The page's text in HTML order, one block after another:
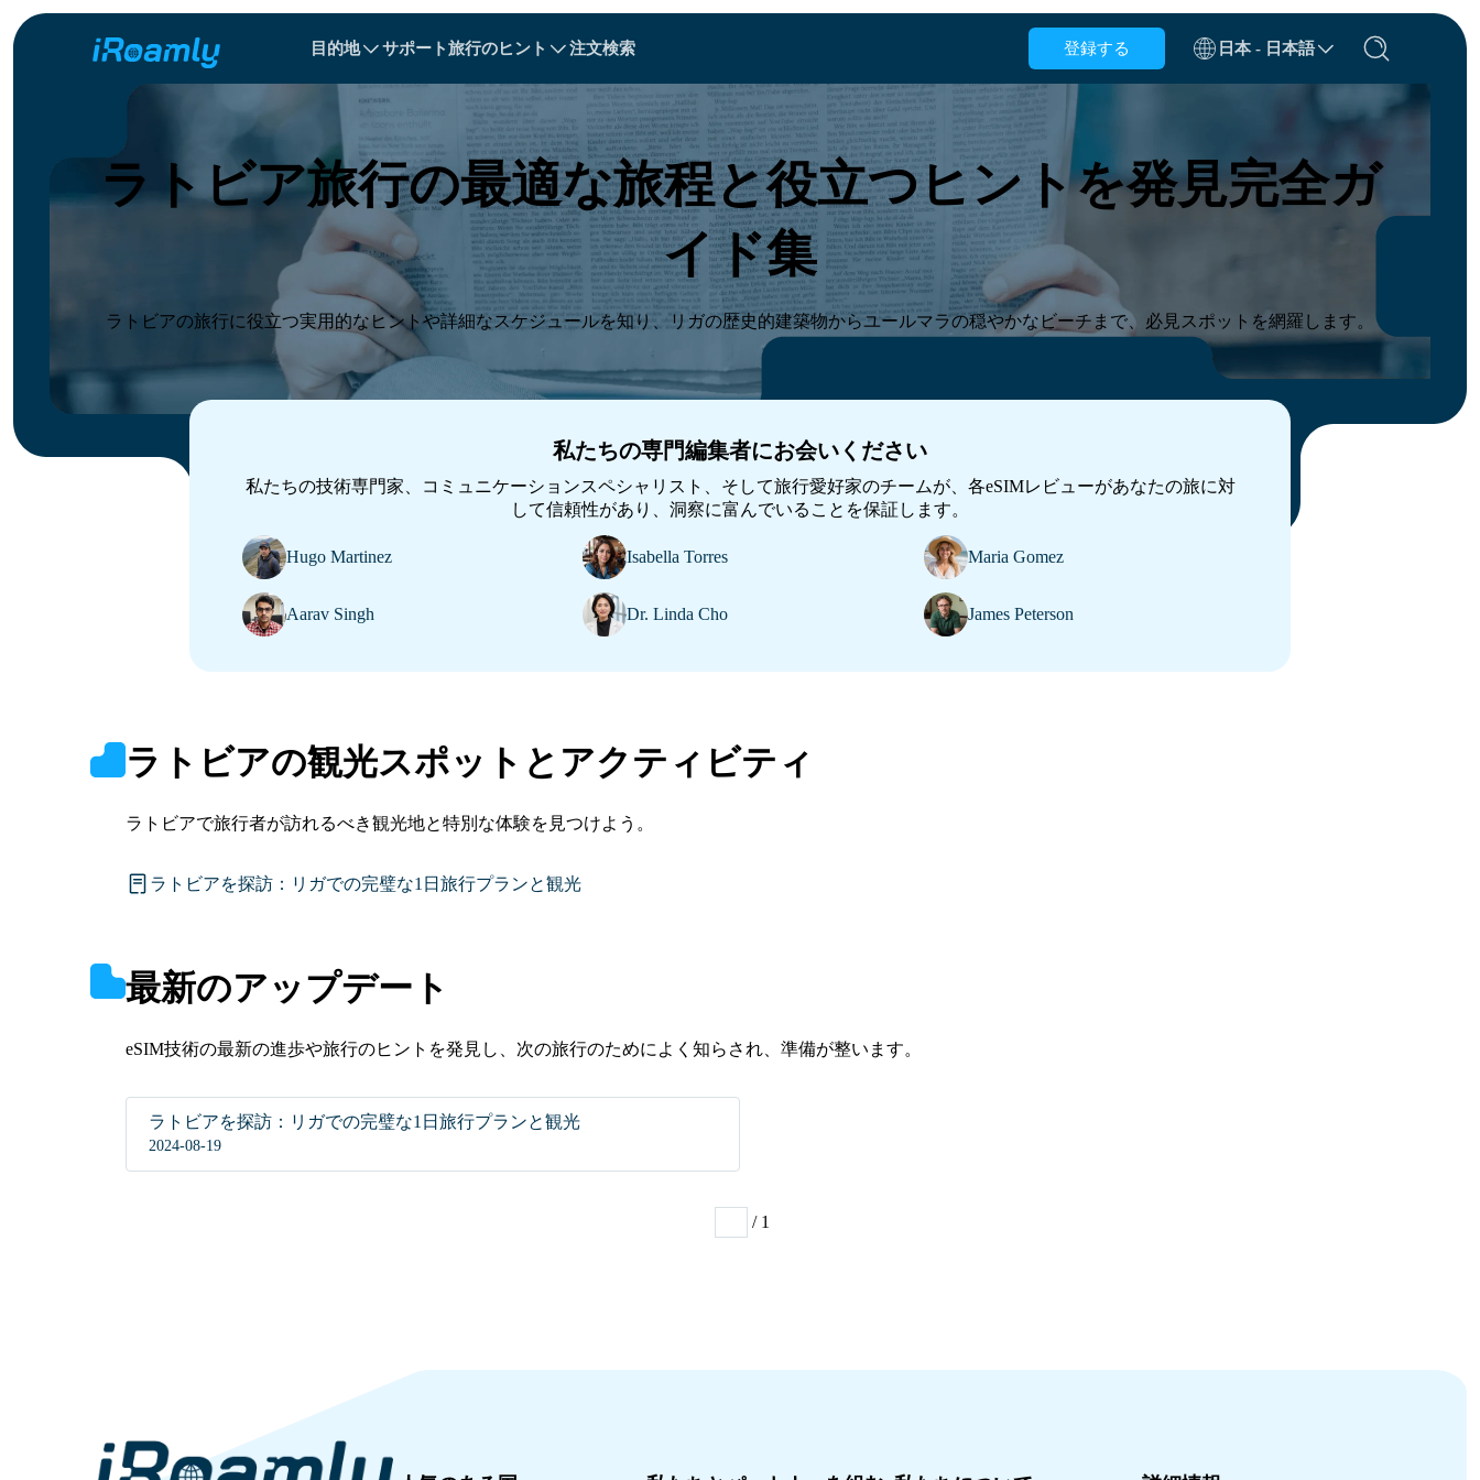
目的地 サポート旅行のヒント 注文検索 登録する 日本 - 日本語
リージョナル eSIM
P - S
T - V
オーストリア ベラルーシ ベルギー
ブルガリア カンボジア カナダ チリ 中国
コンゴ クロアチア キプロス
ドミニカ共和国 エクアドル エジプト エストニア
Explore All 目的地s
P - S
T - V
ヨーロッパ
ラトビア旅行の最適な旅程と役立つヒントを発見完全ガ
イド集
ラトビアの旅行に役立つ実用的なヒントや詳細なスケジュールを知り、リガの歴史的建築物からユールマラの穏やかなビーチまで、必見スポットを網羅します。
私たちの専門編集者にお会いください
私たちの技術専門家、コミュニケーションスペシャリスト、そして旅行愛好家のチームが、各eSIMレビューがあなたの旅に対
して信頼性があり、洞察に富んでいることを保証します。
Hugo Martinez Isabella Torres Maria Gomez
Aarav Singh Dr. Linda Cho James Peterson
ラトビアの観光スポットとアクティビティ
ラトビアで旅行者が訪れるべき観光地と特別な体験を見つけよう。
ラトビアを探訪：リガでの完璧な1日旅行プランと観光
最新のアップデート
eSIM技術の最新の進歩や旅行のヒントを発見し、次の旅行のためによく知らされ、準備が整います。
ラトビアを探訪：リガでの完璧な1日旅行プランと観光
2024-08-19
/ 1